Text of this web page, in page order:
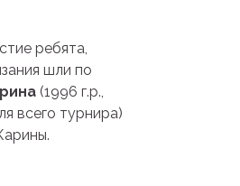
ребята,
шли по
(1996 г.р.,
всего турнира)